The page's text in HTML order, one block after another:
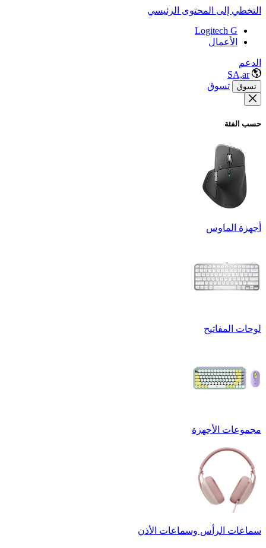
التخطي إلى المحتوى الرئيسي
Logitech G
الأعمال
الدعم
SA,ar
تسوق تسوق
حسب الفئة
أجهزة الماوس
لوحات المفاتيح
مجموعات الأجهزة
سماعات الرأس وسماعات الأذن